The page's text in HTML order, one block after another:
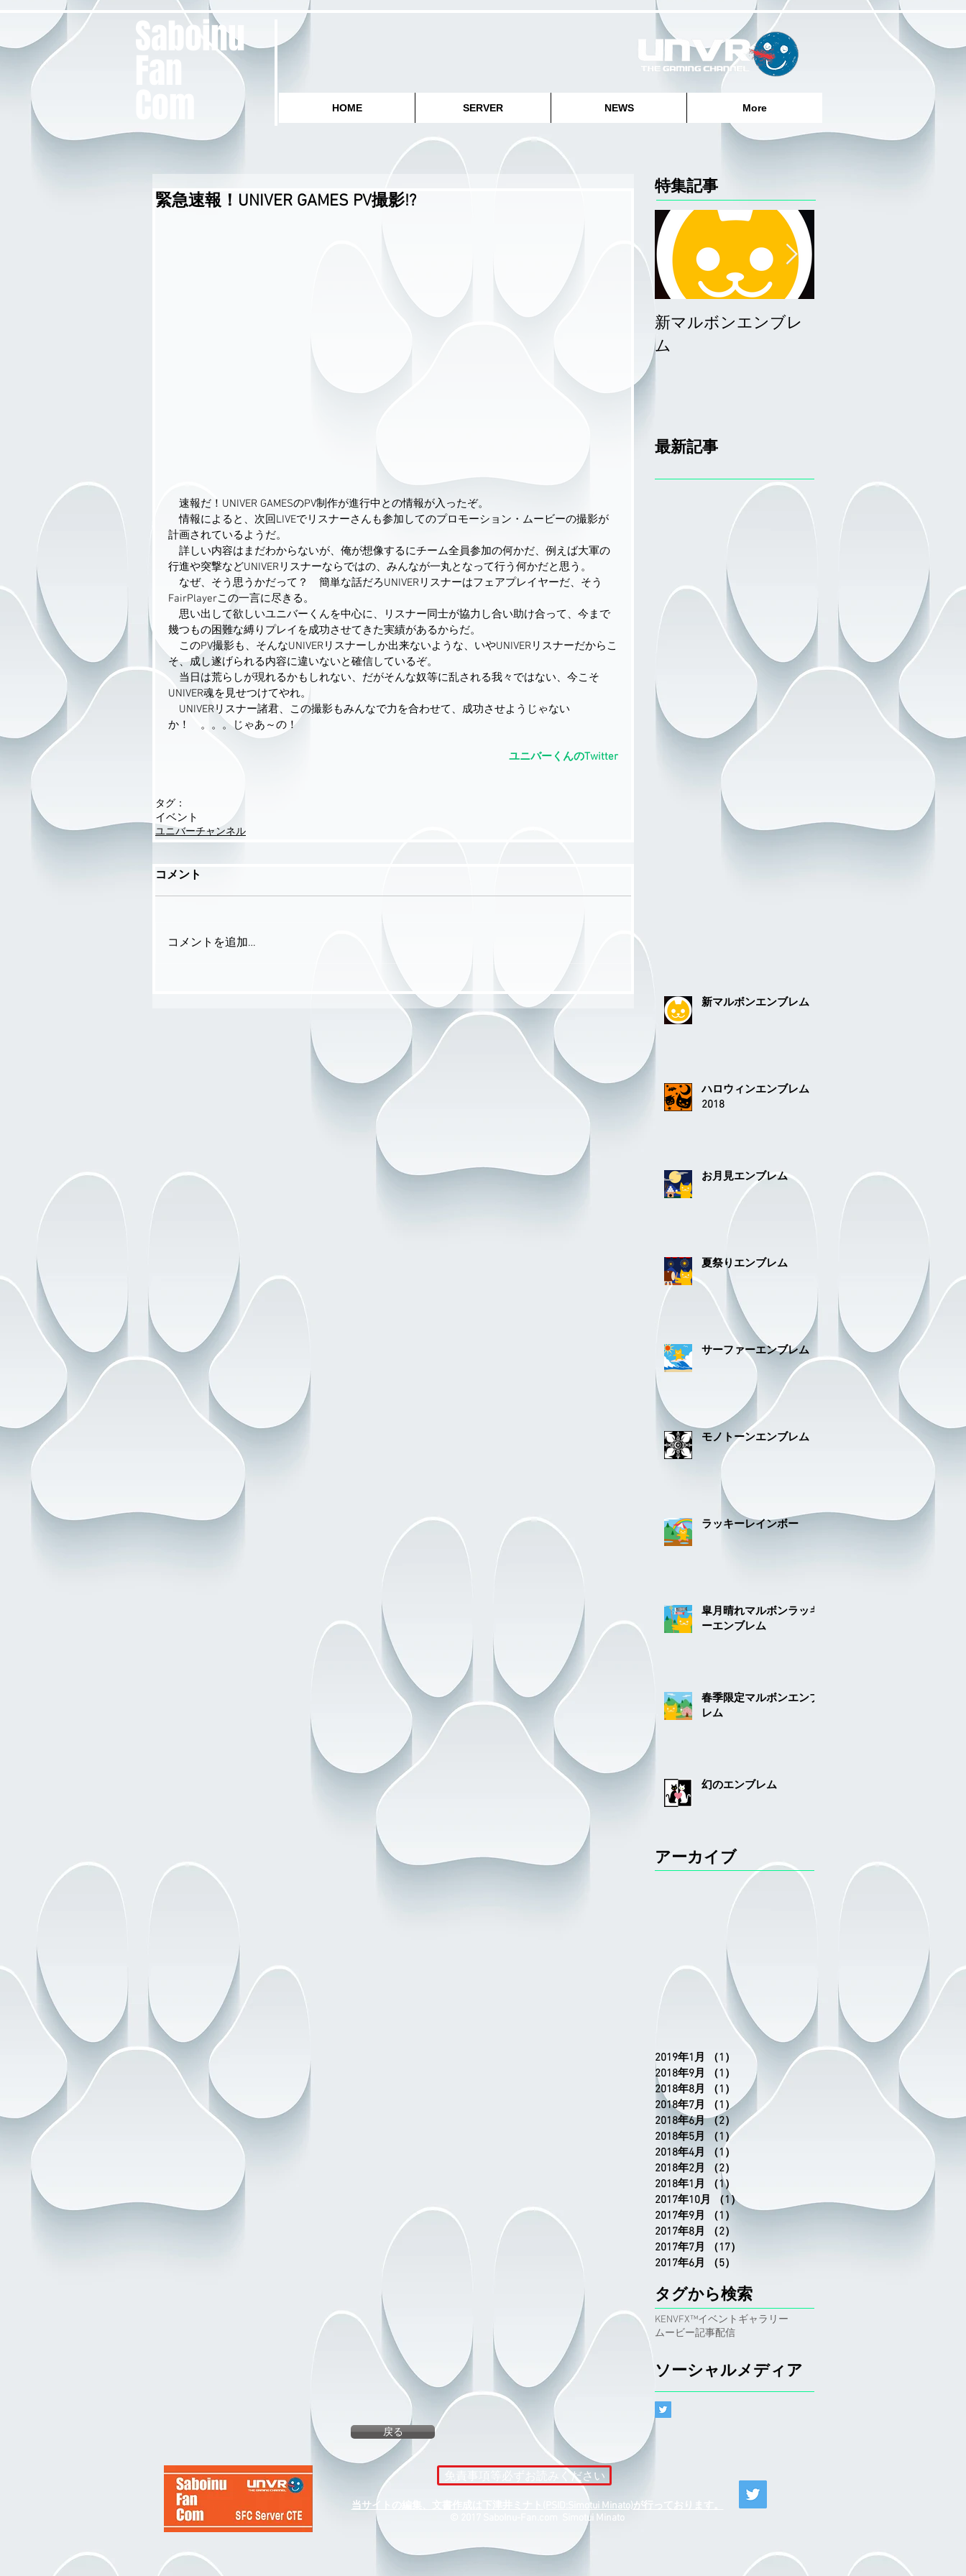
Saboinu
HOME SERVER NEWS More
緊急速報！UNIVER GAMES PV撮影!?
速報だ！UNIVER GAMESのPV制作が進行中との情報が入ったぞ。
情報によると、次回LIVEでリスナーさんも参加してのプロモーション・ムービーの撮影が
計画されているようだ。
詳しい内容はまだわからないが、俺が想像するにチーム全員参加の何かだ、例えば大軍の
行進や突撃などUNIVERリスナーならではの、みんなが一丸となって行う何かだと思う。
なぜ、そう思うかだって？　簡単な話だろUNIVERリスナーはフェアプレイヤーだ、そう
FairPlayerこの一言に尽きる。
思い出して欲しいユニバーくんを中心に、リスナー同士が協力し合い助け合って、今まで
幾つもの困難な縛りプレイを成功させてきた実績があるからだ。
このPV撮影も、そんなUNIVERリスナーしか出来ないような、いやUNIVERリスナーだからこ
そ、成し遂げられる内容に違いないと確信しているぞ。
当日は荒らしが現れるかもしれない、だがそんな奴等に乱される我々ではない、今こそ
UNIVER魂を見せつけてやれ。
UNIVERリスナー諸君、この撮影もみんなで力を合わせて、成功させようじゃない
か！　。。。じゃあ～の！
ユニバーくんのTwitter
タグ：
イベント
ユニバーチャンネル
コメント
コメントを追加…
特集記事
新マルボンエンブレ
ム
最新記事
新マルボンエンブレム
ハロウィンエンブレム
2018
お月見エンブレム
夏祭りエンブレム
サーファーエンブレム
モノトーンエンブレム
ラッキーレインボー
皐月晴れマルボンラッキ
ーエンブレム
春季限定マルボンエンブ
レム
幻のエンブレム
アーカイブ
2019年1月 （1）
1件の記事
2018年9月
（1）
1件の記事
2018年8月
（1）
1件の記事
2018年7月
（1）1件の記事
2018年6月 （2）
2件の記事
2018年5月
（1）
2018年4月
（1）
2018年2月
（2）
2018年1月
（1）
2017年10月
（1）
2017年9月
（1）
2017年8月
（2）
2017年7月
（17）
2017年6月
（5）
タグから検索
KENVFX™イベント ギャラリー
ムービー記事配信
ソーシャルメディア
戻る
免責事項等必ずお読みください
当サイトの編集、文書作成は下津井ミナト(PSID:Simotui Minato)が行っております。
​© 2017 SaboInu-Fan.com Simotui Minato